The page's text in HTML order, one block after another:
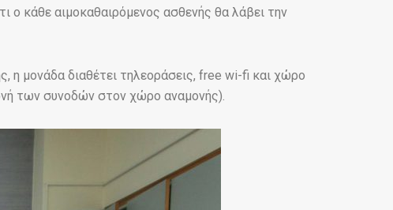
ο κάθε αιμοκαθαιρόμενος ασθενής θα λάβει την
η μονάδα διαθέτει τηλεοράσεις, free wi-fi και χώρο
των συνοδών στον χώρο αναμονής).